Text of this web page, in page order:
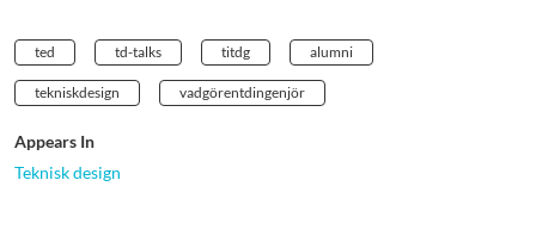
ted td-talks titdg alumni
tekniskdesign vadgörentdingenjör
Appears In
Teknisk design